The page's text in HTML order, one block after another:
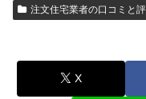
注文住宅業者の口コミと
X